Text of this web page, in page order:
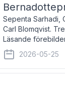
Sepenta Sarhadi,
Carl Blomqvist.
Läsande
Sverige. Foto:
föreningen
Bernadottepriset
2026-05-25